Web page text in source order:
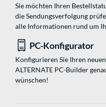
Sie möchten Ihren
die Sendungsverfolgung
alle Informationen rund um
PC-Konfigurator
Konfigurieren Sie Ihren
ALTERNATE PC-Builder
wünschen!